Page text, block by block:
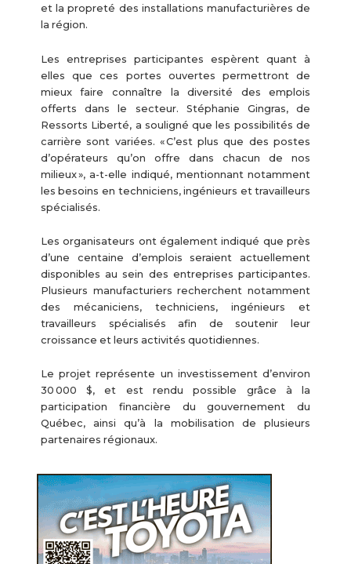
et la propreté des installations manufacturières de
la région.
Les entreprises participantes espèrent quant à
elles que ces portes ouvertes permettront de
mieux faire connaître la diversité des emplois
offerts dans le secteur. Stéphanie Gingras, de
Ressorts Liberté, a souligné que les possibilités de
carrière sont variées. « C’est plus que des postes
d’opérateurs qu’on offre dans chacun de nos
milieux », a-t-elle indiqué, mentionnant notamment
les besoins en techniciens, ingénieurs et travailleurs
spécialisés.
Les organisateurs ont également indiqué que près
d’une centaine d’emplois seraient actuellement
disponibles au sein des entreprises participantes.
Plusieurs manufacturiers recherchent notamment
des mécaniciens, techniciens, ingénieurs et
travailleurs spécialisés afin de soutenir leur
croissance et leurs activités quotidiennes.
Le projet représente un investissement d’environ
30 000 $, et est rendu possible grâce à la
participation financière du gouvernement du
Québec, ainsi qu’à la mobilisation de plusieurs
partenaires régionaux.